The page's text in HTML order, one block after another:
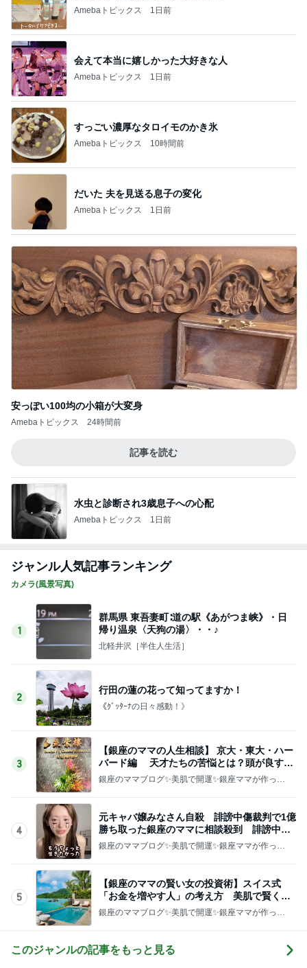
Amebaトピックス 1日前
会えて本当に嬉しかった大好きな人
Amebaトピックス 1日前
すっごい濃厚なタロイモのかき氷
Amebaトピックス 10時間前
だいた 夫を見送る息子の変化
Amebaトピックス 1日前
安っぽい100均の小箱が大変身
Amebaトピックス 24時間前
記事を読む
水虫と診断され3歳息子への心配
Amebaトピックス 1日前
ジャンル人気記事ランキング
カメラ(風景写真)
1
群馬県 東吾妻町∶道の駅《あがつま峡》・日
帰り温泉〈天狗の湯〉・・♪
北軽井沢［半住人生活］
2
行田の蓮の花って知ってますか！
《ｸﾞｯﾀｰﾅの日々感動！》
3
【銀座のママの人生相談】 京大・東大・ハー
バード編 天才たちの苦悩とは？頭が良すぎ
て悩む人
銀座のママブログ✨美肌で開運✨銀座ママが作った
4
元キャバ嬢みなさん自殺 誹謗中傷裁判で1億
勝ち取った銀座のママに相談殺到 誹謗中傷
は正義じゃない
銀座のママブログ✨美肌で開運✨銀座ママが作った
5
【銀座のママの賢い女の投資術】スイス式
「お金を増やす人」の考え方 美肌で賢く金
運UP これが正解
銀座のママブログ✨美肌で開運✨銀座ママが作った
このジャンルの記事をもっと見る